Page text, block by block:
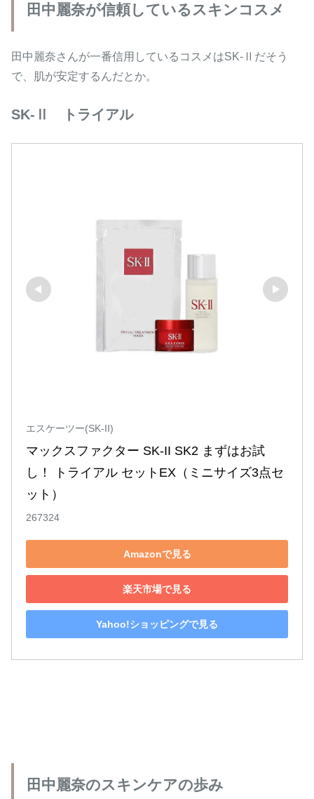
田中麗奈が信頼しているスキンコスメ
田中麗奈さんが一番信用しているコスメはSK-Ⅱだそう
で、肌が安定するんだとか。
SK-Ⅱ トライアル
エスケーツー(SK-II)
マックスファクター SK-II SK2 まずはお試
し！ トライアル セットEX（ミニサイズ3点セ
ット）
267324
Amazonで見る
楽天市場で見る
Yahoo!ショッピングで見る
田中麗奈のスキンケアの歩み